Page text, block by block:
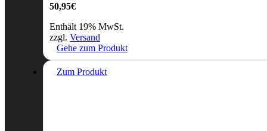
50,95€
Enthält 19% MwSt.
zzgl. Versand
Gehe zum Produkt
Zum Produkt